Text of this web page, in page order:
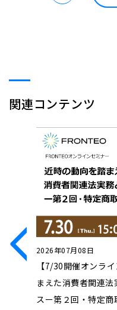
関連コンテンツ
2026年07月08日
【7/30開催オンラ
まえた消費者関連
スー第２回・特定商